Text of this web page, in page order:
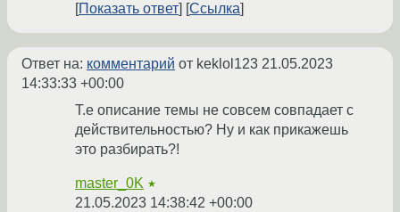
Показать ответ Ссылка
Ответ на: комментарий от keklol123 21.05.2023
14:33:33 +00:00
Т.е описание темы не совсем совпадает с
действительностью? Ну и как прикажешь
это разбирать?!
master_0K ★
21.05.2023 14:38:42 +00:00